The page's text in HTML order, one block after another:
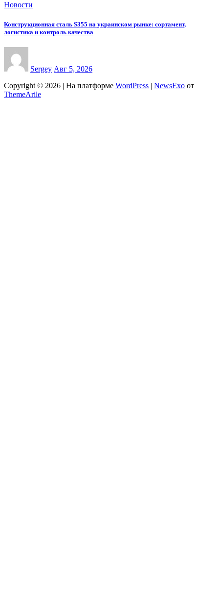
Новости
Конструкционная сталь S355 на украинском рынке: сортамент,
логистика и контроль качества
Sergey Авг 5, 2026
Copyright © 2026 | На платформе WordPress | NewsExo от
ThemeArile